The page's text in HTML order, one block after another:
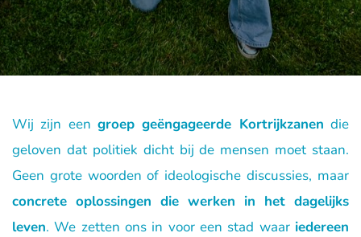
Wij zijn een groep geëngageerde Kortrijkzanen die
geloven dat politiek dicht bij de mensen moet staan.
concrete oplossingen die werken in het dagelijks
leven. We zetten ons in voor een stad waar iedereen